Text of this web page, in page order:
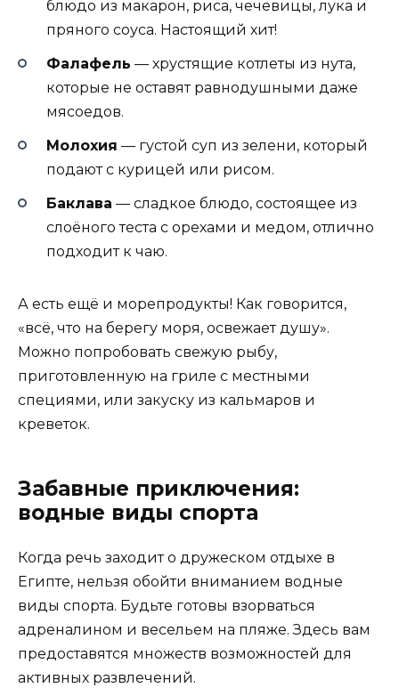
блюдо из макарон, риса, чечевицы, лука и
пряного соуса. Настоящий хит!
Фалафель — хрустящие котлеты из нута,
которые не оставят равнодушными даже
мясоедов.
Молохия — густой суп из зелени, который
подают с курицей или рисом.
Баклава — сладкое блюдо, состоящее из
слоёного теста с орехами и медом, отлично
подходит к чаю.
А есть ещё и морепродукты! Как говорится,
«всё, что на берегу моря, освежает душу».
Можно попробовать свежую рыбу,
приготовленную на гриле с местными
специями, или закуску из кальмаров и
креветок.
Забавные приключения:
водные виды спорта
Когда речь заходит о дружеском отдыхе в
Египте, нельзя обойти вниманием водные
виды спорта. Будьте готовы взорваться
адреналином и весельем на пляже. Здесь вам
предоставятся множеств возможностей для
активных развлечений.